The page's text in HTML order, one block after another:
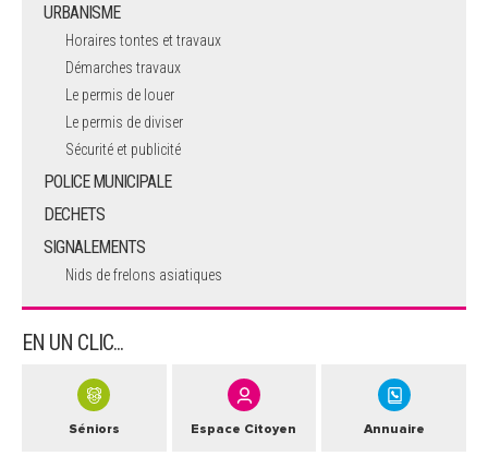
URBANISME
Horaires tontes et travaux
Démarches travaux
Le permis de louer
Le permis de diviser
Sécurité et publicité
POLICE MUNICIPALE
DECHETS
SIGNALEMENTS
Nids de frelons asiatiques
EN UN CLIC...
Séniors Espace Citoyen Annuaire